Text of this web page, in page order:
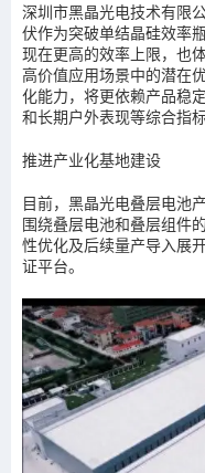
深圳市黑晶光电技术有限
伏作为突破单结晶硅效率
现在更高的效率上限，也
高价值应用场景中的潜在
化能力，将更依赖产品稳
和长期户外表现等综合指标
推进产业化基地建设
目前，黑晶光电叠层电池
围绕叠层电池和叠层组件
性优化及后续量产导入展
证平台。